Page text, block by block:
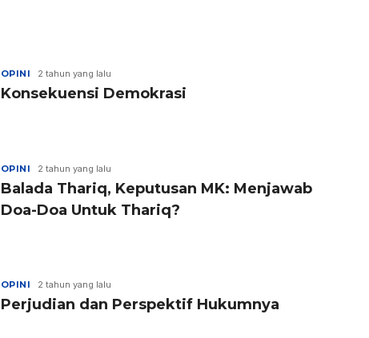
OPINI 2 tahun yang lalu
Konsekuensi Demokrasi
OPINI 2 tahun yang lalu
Balada Thariq, Keputusan MK: Menjawab
Doa-Doa Untuk Thariq?
OPINI 2 tahun yang lalu
Perjudian dan Perspektif Hukumnya